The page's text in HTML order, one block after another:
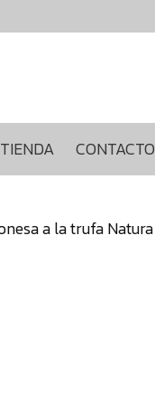
TIENDA CONTACTO
a la trufa Natura